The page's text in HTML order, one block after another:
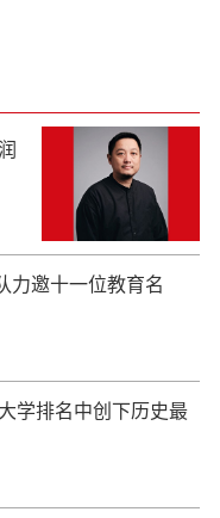
力邀十一位教育名
学排名中创下历史最